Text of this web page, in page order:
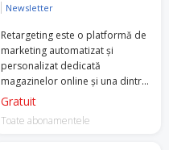
Newsletter
Retargeting este o platformă de
marketing automatizat și
personalizat dedicată
magazinelor online și una dintre
primele companii din Europa de
Marketing, cât și Google Premier
Gratuit
Toate abonamentele